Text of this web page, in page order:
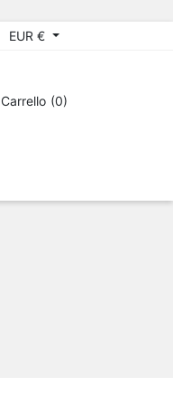
EUR €
Carrello (0)